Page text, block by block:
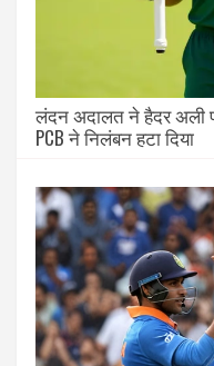
लंदन अदालत ने हैदर अली
PCB ने निलंबन हटा दिया